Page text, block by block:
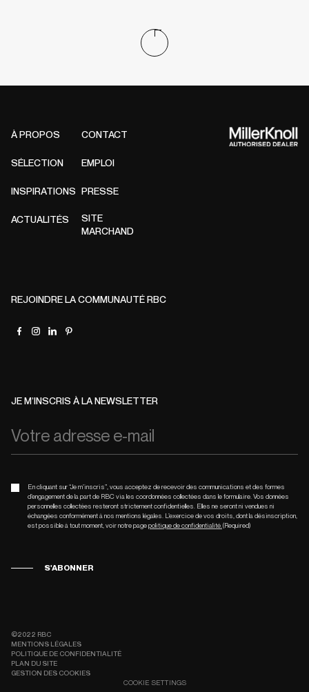
À PROPOS
SÉLECTION
INSPIRATIONS
ACTUALITÉS
CONTACT
EMPLOI
PRESSE
SITE
MARCHAND
REJOINDRE LA COMMUNAUTÉ RBC
JE M’INSCRIS À LA NEWSLETTER
En cliquant sur “Je m’inscris”, vous acceptez de recevoir des communications et des formes
d’engagement de la part de RBC via les coordonnées collectées dans le formulaire. Vos données
personnelles collectées resteront strictement confidentielles. Elles ne seront ni vendues ni
échangées conformément à nos mentions légales. L’exercice de vos droits, dont la désinscription,
est possible à tout moment, voir notre pagepolitique de confidentialité.(Required)
S'ABONNER
©2022 RBC
MENTIONS LÉGALES
POLITIQUE DE CONFIDENTIALITÉ
PLAN DU SITE
GESTION DES COOKIES
COOKIE SETTINGS